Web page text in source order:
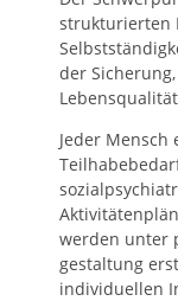
strukturierten
der
Jeder
werden unter
gestaltung
individuellen